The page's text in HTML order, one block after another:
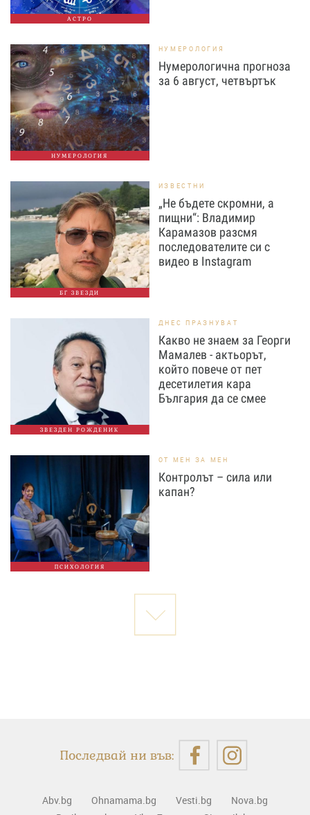
АСТРО
НУМЕРОЛОГИЯ
НУМЕРОЛОГИЯ
Нумерологична прогноза
за 6 август, четвъртък
БГ ЗВЕЗДИ
ИЗВЕСТНИ
„Не бъдете скромни, а
пищни“: Владимир
Карамазов разсмя
последователите си с
видео в Instagram
ЗВЕЗДЕН РОЖДЕНИК
ДНЕС ПРАЗНУВАТ
Какво не знаем за Георги
Мамалев - актьорът,
който повече от пет
десетилетия кара
България да се смее
ПСИХОЛОГИЯ
ОТ МЕН ЗА МЕН
Контролът – сила или
капан?
Последвай ни във:
Abv.bg Ohnamama.bg Vesti.bg
Nova.bg